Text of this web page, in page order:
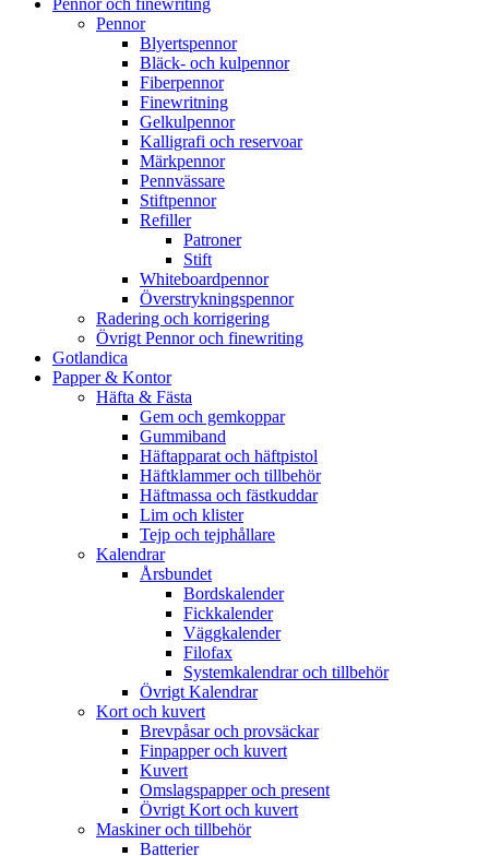
Pennor och finewriting
Pennor
Blyertspennor
Bläck- och kulpennor
Fiberpennor
Finewritning
Gelkulpennor
Kalligrafi och reservoar
Märkpennor
Pennvässare
Stiftpennor
Refiller
Patroner
Stift
Whiteboardpennor
Överstrykningspennor
Radering och korrigering
Övrigt Pennor och finewriting
Gotlandica
Papper & Kontor
Häfta & Fästa
Gem och gemkoppar
Gummiband
Häftapparat och häftpistol
Häftklammer och tillbehör
Häftmassa och fästkuddar
Lim och klister
Tejp och tejphållare
Kalendrar
Årsbundet
Bordskalender
Fickkalender
Väggkalender
Filofax
Systemkalendrar och tillbehör
Övrigt Kalendrar
Kort och kuvert
Brevpåsar och provsäckar
Finpapper och kuvert
Kuvert
Omslagspapper och present
Övrigt Kort och kuvert
Maskiner och tillbehör
Batterier